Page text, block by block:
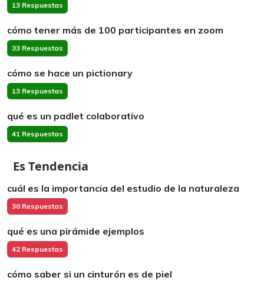
13 Respuestas
cómo tener más de 100 participantes en zoom
33 Respuestas
cómo se hace un pictionary
13 Respuestas
qué es un padlet colaborativo
41 Respuestas
Es Tendencia
cuál es la importancia del estudio de la naturaleza
30 Respuestas
qué es una pirámide ejemplos
42 Respuestas
cómo saber si un cinturón es de piel